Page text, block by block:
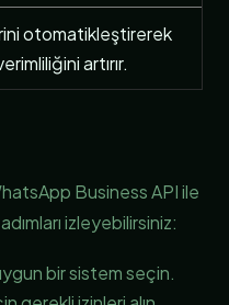
otomatikleştirerek
artırır.
Business API ile
izleyebilirsiniz:
bir sistem seçin.